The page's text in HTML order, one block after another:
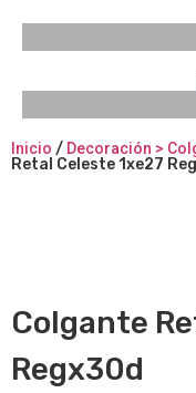
Inicio / Decoración >
Retal Celeste 1xe27
Colgante
Regx30d